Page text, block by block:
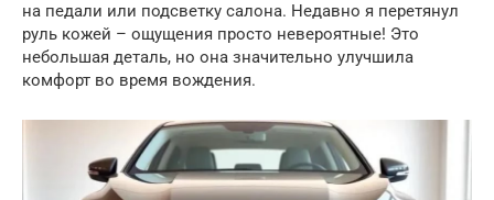
на педали или подсветку салона. Недавно я перетянул
руль кожей – ощущения просто невероятные! Это
небольшая деталь, но она значительно улучшила
комфорт во время вождения.